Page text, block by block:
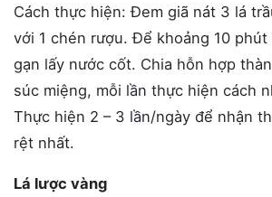
Cách thực hiện: Đem giã nát 3 lá
với 1 chén rượu. Để khoảng 10 phút
gạn lấy nước cốt. Chia hỗn hợp
súc miệng, mỗi lần thực hiện cách
Thực hiện 2 – 3 lần/ngày để nhận
rệt nhất.
Lá lược vàng